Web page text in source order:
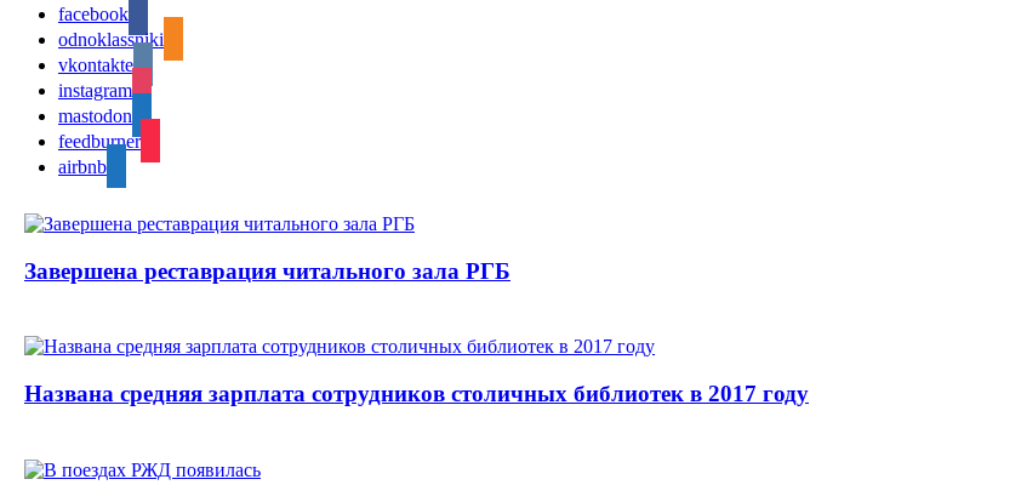
facebook
odnoklassniki
vkontakte
instagram
mastodon
feedburner
airbnb
Завершена реставрация читального зала РГБ
Названа средняя зарплата сотрудников столичных библиотек в 2017 году